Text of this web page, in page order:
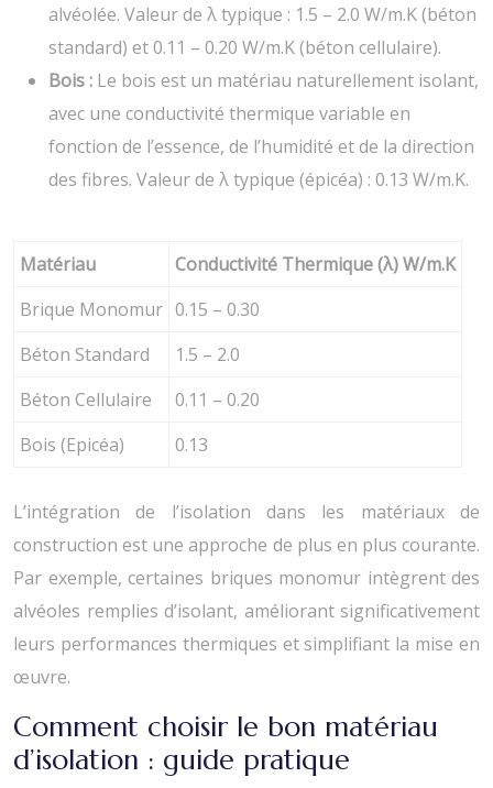
alvéolée. Valeur de λ typique : 1.5 – 2.0 W/m.K (béton
standard) et 0.11 – 0.20 W/m.K (béton cellulaire).
Bois : Le bois est un matériau naturellement isolant,
avec une conductivité thermique variable en
fonction de l’essence, de l’humidité et de la direction
des fibres. Valeur de λ typique (épicéa) : 0.13 W/m.K.
Matériau
Conductivité Thermique (λ) W/m.K
Brique Monomur 0.15 – 0.30
Béton Standard
1.5 – 2.0
Béton Cellulaire
0.11 – 0.20
Bois (Epicéa)
0.13
L’intégration de l’isolation dans les matériaux de
construction est une approche de plus en plus courante.
Par exemple, certaines briques monomur intègrent des
alvéoles remplies d’isolant, améliorant significativement
leurs performances thermiques et simplifiant la mise en
œuvre.
Comment choisir le bon matériau
d’isolation : guide pratique